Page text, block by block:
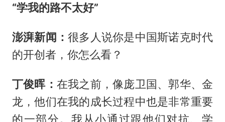
“学我的路不太好”
澎湃新闻：很多人说你是中国斯诺克时代
的开创者，你怎么看？
丁俊晖： 在我之前，像庞卫国、郭华、金
龙，他们在我的成长过程中也是非常重要
的一部分。我从小通过跟他们对抗、学